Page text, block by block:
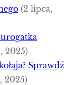
(2 lipca,
2025)
Sprawdź
2025)